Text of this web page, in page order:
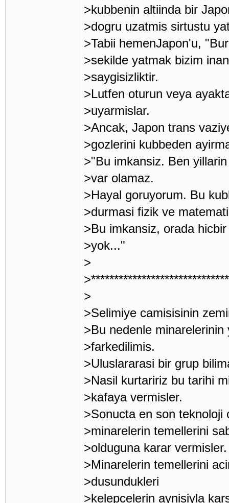
>kubbenin altiinda bir
>dogru uzatmis sirtustu
>Tabii hemenJapon'u,
>sekilde yatmak bizim
>saygisizliktir.
>Lutfen oturun veya
>uyarmislar.
>Ancak, Japon trans
>gozlerini kubbeden
>"Bu imkansiz. Ben
>var olamaz.
>Hayal goruyorum. Bu
>durmasi fizik ve
>Bu imkansiz, orada
>yok..."
>
>
>Selimiye camisisinin
>Bu nedenle
>farkedilimis.
>Uluslararasi bir grup
>Nasil kurtaririz bu tarihi
>kafaya vermisler.
>Sonucta en son teknoloji
>minarelerin temellerini
>olduguna karar vermisler.
>Minarelerin temellerini
>dusundukleri
>kelepcelerin aynisiyla